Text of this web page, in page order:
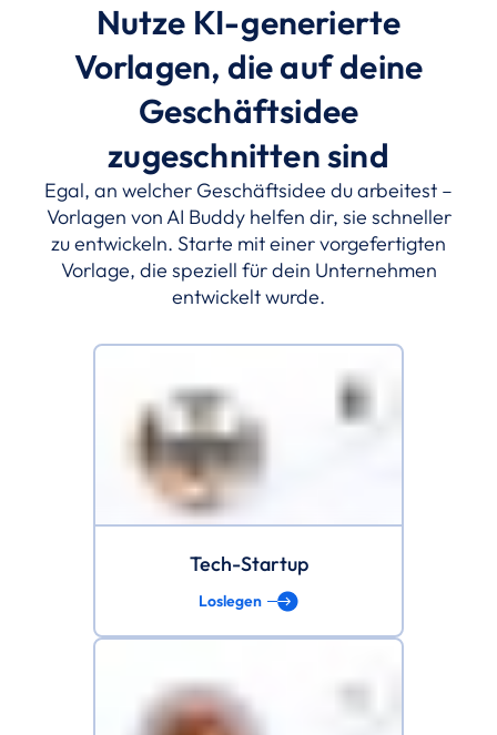
Nutze KI-generierte
Vorlagen, die auf deine
Geschäftsidee
zugeschnitten sind
Egal, an welcher Geschäftsidee du arbeitest –
Vorlagen von AI Buddy helfen dir, sie schneller
zu entwickeln. Starte mit einer vorgefertigten
Vorlage, die speziell für dein Unternehmen
entwickelt wurde.
Tech-Startup
Loslegen